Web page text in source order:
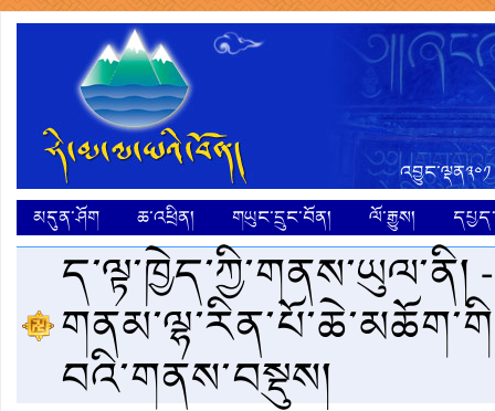
མདུན་ཤོག
ཆ་འཕྲིན། གཡུང་དྲུང་བོན། ལོ་རྒྱུས།
ད་ལྟ་ཁྱེད་ཀྱི་གནས་ཡུལ་ནི།
བའི་གནས་བསྡུས།